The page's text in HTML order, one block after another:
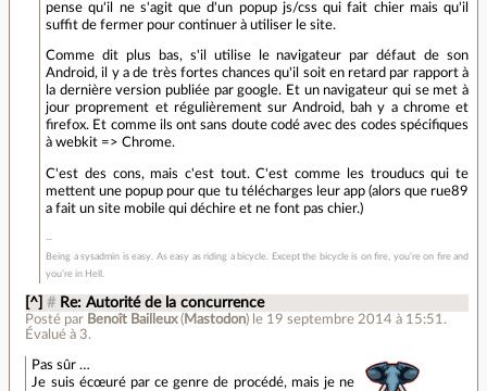
pense qu'il ne s'agit que d'un popup js/css qui fait chier mais qu'il
suffit de fermer pour continuer à utiliser le site.
Comme dit plus bas, s'il utilise le navigateur par défaut de son
Android, il y a de très fortes chances qu'il soit en retard par rapport à
la dernière version publiée par google. Et un navigateur qui se met à
jour proprement et régulièrement sur Android, bah y a chrome et
firefox. Et comme ils ont sans doute codé avec des codes spécifiques
à webkit => Chrome.
C'est des cons, mais c'est tout. C'est comme les trouducs qui te
mettent une popup pour que tu télécharges leur app (alors que rue89
a fait un site mobile qui déchire et ne font pas chier.)
Being a sysadmin is easy. As easy as riding a bicycle. Except the bicycle is on fire, you’re on fire and
you’re in Hell.
[^] # Re: Autorité de la concurrence
Posté par Benoît Bailleux( Mastodon) le 19 septembre 2014 à 15:51 .
Évalué à 3.
Pas sûr …
Je suis écœuré par ce genre de procédé, mais je ne